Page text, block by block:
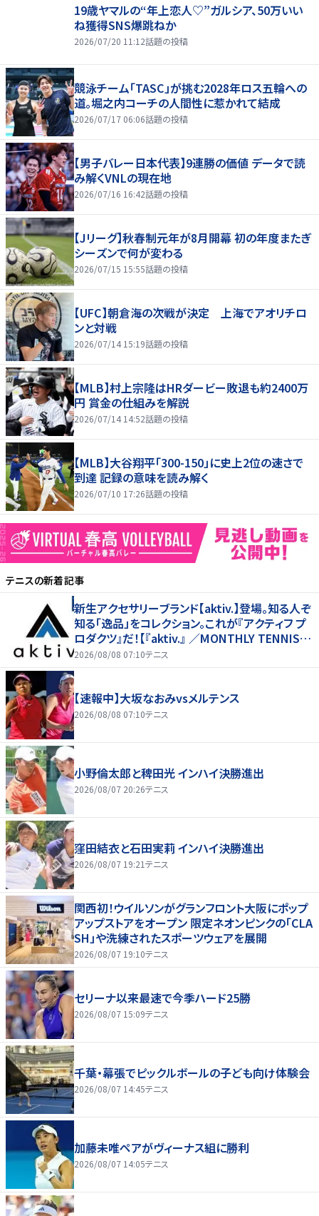
19歳ヤマルの“年上恋人♡”ガルシア、50万いい
ね獲得SNS爆跳ねか
2026/07/20 11:12話題の投稿
競泳チーム「TASC」が挑む2028年ロス五輪への
道。堀之内コーチの人間性に惹かれて結成
2026/07/17 06:06話題の投稿
【男子バレー日本代表】9連勝の価値 データで読
み解くVNLの現在地
2026/07/16 16:42話題の投稿
【Jリーグ】秋春制元年が8月開幕 初の年度またぎ
シーズンで何が変わる
2026/07/15 15:55話題の投稿
【UFC】朝倉海の次戦が決定 上海でアオリチロ
ンと対戦
2026/07/14 15:19話題の投稿
【MLB】村上宗隆はHRダービー敗退も約2400万
円 賞金の仕組みを解説
2026/07/14 14:52話題の投稿
【MLB】大谷翔平「300-150」に史上2位の速さで
到達 記録の意味を読み解く
2026/07/10 17:26話題の投稿
テニスの新着記事
新生アクセサリーブランド【aktiv.】登場。知る人ぞ
知る「逸品」をコレクション。これが『アクティフ プ
ロダクツ』だ！【『aktiv.』 ／MONTHLY TENNIS G
EAR SELECTION TENNIS EYE】
2026/08/08 07:10テニス
【速報中】大坂なおみvsメルテンス
2026/08/08 07:10テニス
小野倫太郎と稗田光 インハイ決勝進出
2026/08/07 20:26テニス
窪田結衣と石田実莉 インハイ決勝進出
2026/08/07 19:21テニス
関西初！ウイルソンがグランフロント大阪にポップ
アップストアをオープン 限定ネオンピンクの「CLA
SH」や洗練されたスポーツウェアを展開
2026/08/07 19:10テニス
セリーナ以来最速で今季ハード25勝
2026/08/07 15:09テニス
千葉・幕張でピックルボールの子ども向け体験会
2026/08/07 14:45テニス
加藤未唯ペアがヴィーナス組に勝利
2026/08/07 14:05テニス